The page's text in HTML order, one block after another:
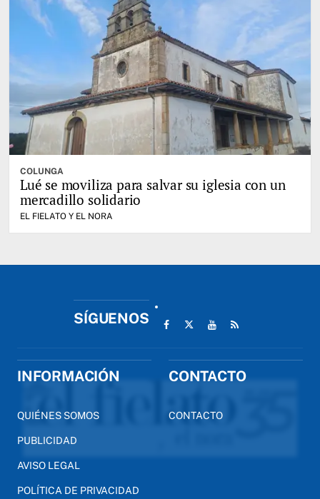
COLUNGA
Lué se moviliza para salvar su iglesia con un
mercadillo solidario
EL FIELATO Y EL NORA
SÍGUENOS
INFORMACIÓN
QUIÉNES SOMOS
PUBLICIDAD
AVISO LEGAL
POLÍTICA DE PRIVACIDAD
CONTACTO
CONTACTO